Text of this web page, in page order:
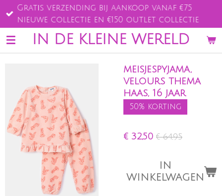
Ga
direct
naar
de
IN DE KLEINE WERELD
Gratis verzending bij aankoop vanaf €75
nieuwe collectie en €150 outlet collectie
meisjespyjama,
velours thema
haas, 16 jaar
50% korting
€ 32,50 € 64,95
IN
WINKELWAGEN